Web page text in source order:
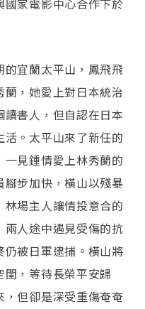
家電影中心合作下於
的宜蘭太平山，鳳飛飛
，她愛上對日本統治
書人，但自認在日本
。太平山來了新任的
見鍾情愛上林秀蘭的
步加快，橫山以殘暴
場主人讓情投意合的
人途中遇見受傷的抗
仍被日軍逮捕。橫山將
，等待長榮平安歸
但卻是深受重傷奄奄